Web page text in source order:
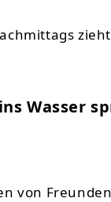
Wasser
von